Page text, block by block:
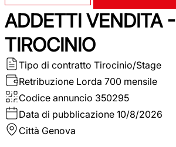
ADDETTI VENDITA -
TIROCINIO
Tipo di contratto Tirocinio/Stage
Retribuzione Lorda 700 mensile
Codice annuncio 350295
Data di pubblicazione 10/8/2026
Città Genova